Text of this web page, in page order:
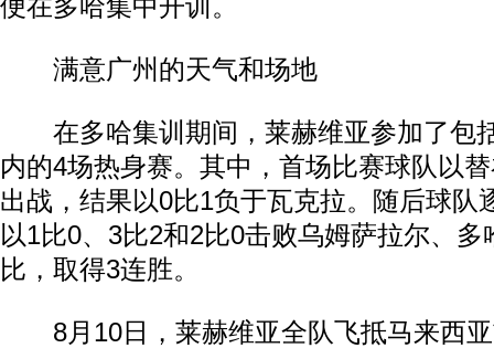
便在多哈集中开训。
满意广州的天气和场地
在多哈集训期间，莱赫维亚参加了包
内的4场热身赛。其中，首场比赛球队以
出战，结果以0比1负于瓦克拉。随后球队
以1比0、3比2和2比0击败乌姆萨拉尔、
比，取得3连胜。
8月10日，莱赫维亚全队飞抵马来西亚